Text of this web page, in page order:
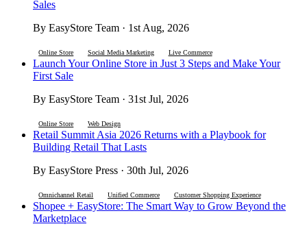
Sales
By EasyStore Team · 1st Aug, 2026
Online Store Social Media Marketing Live Commerce
Launch Your Online Store in Just 3 Steps and Make Your
First Sale
By EasyStore Team · 31st Jul, 2026
Online Store Web Design
Retail Summit Asia 2026 Returns with a Playbook for
Building Retail That Lasts
By EasyStore Press · 30th Jul, 2026
Omnichannel Retail Unified Commerce Customer Shopping Experience
Shopee + EasyStore: The Smart Way to Grow Beyond the
Marketplace